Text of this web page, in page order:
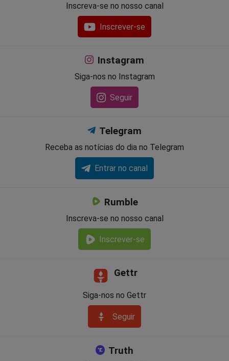
Inscreva-se no nosso canal
Inscrever-se
Instagram
Siga-nos no Instagram
Seguir
Telegram
Receba as notícias do dia no Telegram
Entrar no canal
Rumble
Inscreva-se no nosso canal
Inscrever-se
Gettr
Siga-nos no Gettr
Seguir
Truth